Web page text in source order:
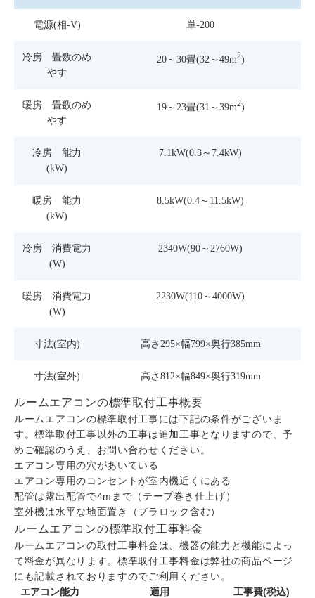
電源(相-V) 単-200
冷房 畳数のめ
やす
20～30畳(32～49m2)
暖房 畳数のめ
やす
19～23畳(31～39m2)
冷房 能力
(kW)
7.1kW(0.3～7.4kW)
暖房 能力
(kW)
8.5kW(0.4～11.5kW)
冷房 消費電力
(W)
2340W(90～2760W)
暖房 消費電力
(W)
2230W(110～4000W)
寸法(室内) 高さ295×幅799×奥行385mm
寸法(室外) 高さ812×幅849×奥行319mm
ルームエアコンの標準取付工事概要
ルームエアコンの標準取付工事には下記の条件がございま
す。標準取付工事以外の工事は追加工事となりますので、予
めご確認のうえ、お問い合わせください。
エアコン専用の穴があいている
エアコン専用のコンセントが室内機近くにある
配管は露出配管で4mまで（テープ巻き仕上げ）
室外機は水平な地面置き（プラロック含む）
ルームエアコンの標準取付工事料金
ルームエアコンの取付工事料金は、機器の能力と機能によっ
て料金が異なります。標準取付工事料金は弊社の商品ページ
にも記載されておりますのでご利用ください。
エアコン能力
適用 工事費(税込)